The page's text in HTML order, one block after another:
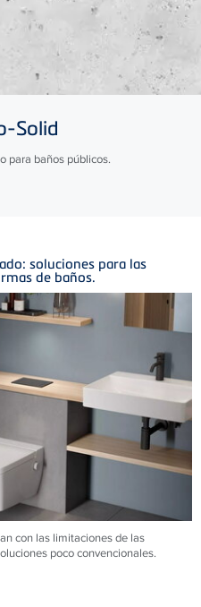
Solid
para baños públicos.
soluciones para las
de baños.
con las limitaciones de las
poco convencionales.